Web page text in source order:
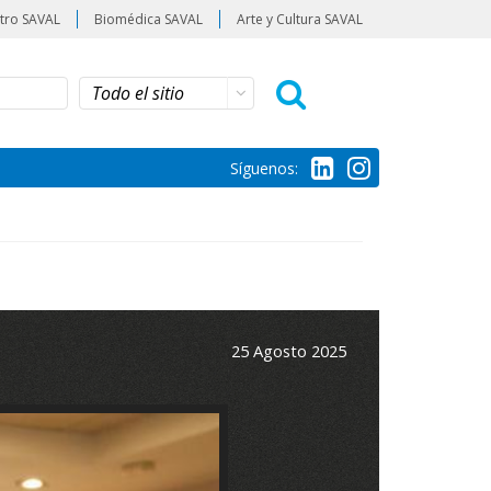
SAVAL Biomédica SAVAL Arte y Cultura SAVAL
Síguenos:
25 Agosto 2025